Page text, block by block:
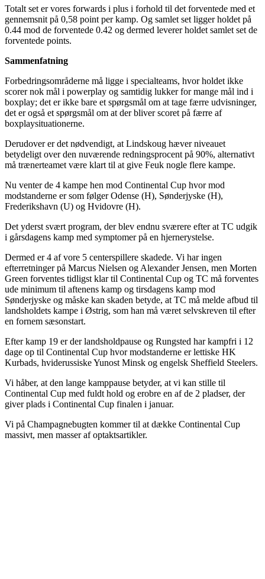
Totalt set er vores forwards i plus i forhold til det forventede med et
gennemsnit på 0,58 point per kamp. Og samlet set ligger holdet på
0.44 mod de forventede 0.42 og dermed leverer holdet samlet set de
forventede points.
Sammenfatning
Forbedringsområderne må ligge i specialteams, hvor holdet ikke
scorer nok mål i powerplay og samtidig lukker for mange mål ind i
boxplay; det er ikke bare et spørgsmål om at tage færre udvisninger,
det er også et spørgsmål om at der bliver scoret på færre af
boxplaysituationerne.
Derudover er det nødvendigt, at Lindskoug hæver niveauet
betydeligt over den nuværende redningsprocent på 90%, alternativt
må trænerteamet være klart til at give Feuk nogle flere kampe.
Nu venter de 4 kampe hen mod Continental Cup hvor mod
modstanderne er som følger Odense (H), Sønderjyske (H),
Frederikshavn (U) og Hvidovre (H).
Det yderst svært program, der blev endnu sværere efter at TC udgik
i gårsdagens kamp med symptomer på en hjernerystelse.
Dermed er 4 af vore 5 centerspillere skadede. Vi har ingen
efterretninger på Marcus Nielsen og Alexander Jensen, men Morten
Green forventes tidligst klar til Continental Cup og TC må forventes
ude minimum til aftenens kamp og tirsdagens kamp mod
Sønderjyske og måske kan skaden betyde, at TC må melde afbud til
landsholdets kampe i Østrig, som han må været selvskreven til efter
en fornem sæsonstart.
Efter kamp 19 er der landsholdpause og Rungsted har kampfri i 12
dage op til Continental Cup hvor modstanderne er lettiske HK
Kurbads, hviderussiske Yunost Minsk og engelsk Sheffield Steelers.
Vi håber, at den lange kamppause betyder, at vi kan stille til
Continental Cup med fuldt hold og erobre en af de 2 pladser, der
giver plads i Continental Cup finalen i januar.
Vi på Champagnebugten kommer til at dække Continental Cup
massivt, men masser af optaktsartikler.